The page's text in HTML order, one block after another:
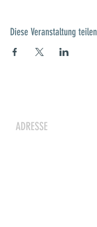
Diese Veranstaltung teilen
ADRESSE